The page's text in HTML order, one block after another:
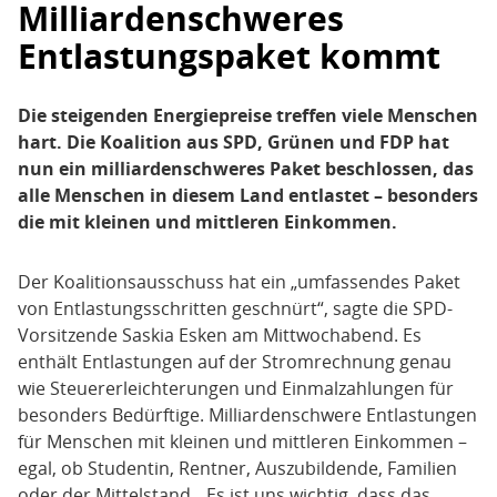
Milliardenschweres
Entlastungspaket kommt
Die steigenden Energiepreise treffen viele Menschen
hart. Die Koalition aus SPD, Grünen und FDP hat
nun ein milliardenschweres Paket beschlossen, das
alle Menschen in diesem Land entlastet – besonders
die mit kleinen und mittleren Einkommen.
Der Koalitionsausschuss hat ein „umfassendes Paket
von Entlastungsschritten geschnürt“, sagte die SPD-
Vorsitzende Saskia Esken am Mittwochabend. Es
enthält Entlastungen auf der Stromrechnung genau
wie Steuererleichterungen und Einmalzahlungen für
besonders Bedürftige. Milliardenschwere Entlastungen
für Menschen mit kleinen und mittleren Einkommen –
egal, ob Studentin, Rentner, Auszubildende, Familien